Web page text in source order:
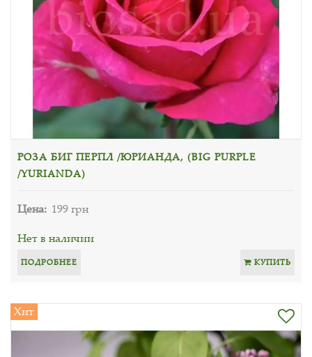
РОЗА БИГ ПЕРПЛ /ЮРИАНДА, (BIG PURPLE
/YURIANDA)
Цена: 199 грн
Нет в наличии
ПОДРОБНЕЕ КУПИТЬ
Хит